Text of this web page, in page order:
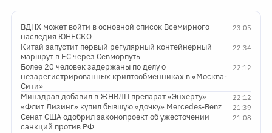
23:05
ВДНХ может войти в основной список Всемирного
наследия ЮНЕСКО
22:34
Китай запустит первый регулярный контейнерный
маршрут в ЕС через Севморпуть
22:12
Более 20 человек задержаны по делу о
незарегистрированных криптообменниках в «Москва-
Сити»
22:12
Минздрав добавил в ЖНВЛП препарат «Энхерту»
21:39
«Флит Лизинг» купил бывшую «дочку» Mercedes-Benz
21:08
Сенат США одобрил законопроект об ужесточении
санкций против РФ